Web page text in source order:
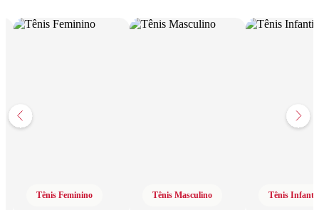
Tênis Feminino Tênis Masculino Tênis Infantil